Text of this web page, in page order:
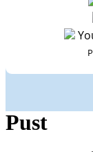
Pust